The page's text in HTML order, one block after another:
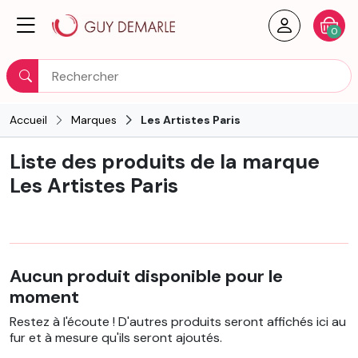
Rechercher
Créer
0
Accueil Marques Les Artistes Paris
Liste des produits de la marque
Les Artistes Paris
Aucun produit disponible pour le
moment
Restez à l'écoute ! D'autres produits seront affichés ici au
fur et à mesure qu'ils seront ajoutés.